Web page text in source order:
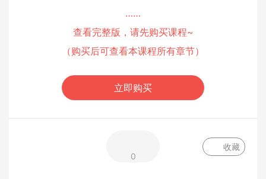
……
查看完整版，请先购买课程~
（购买后可查看本课程所有章节）
立即购买
0
收藏